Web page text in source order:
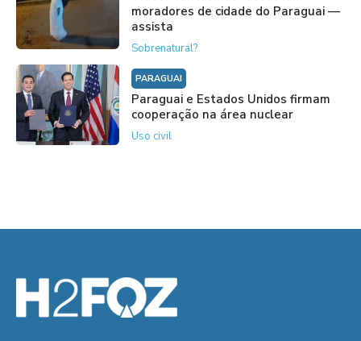
moradores de cidade do Paraguai —
assista
Sobrenatural?
PARAGUAI
Paraguai e Estados Unidos firmam
cooperação na área nuclear
Uso civil